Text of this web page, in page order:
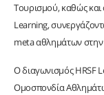
Τουρισμού, καθώς
Learning,
meta αθλημάτων
Ο διαγωνισμός HRSF
Ομοσπονδία